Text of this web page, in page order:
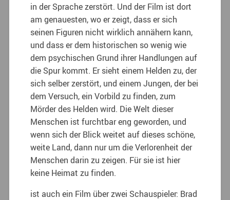
in der Sprache zerstört. Und der Film ist dort
am genauesten, wo er zeigt, dass er sich
seinen Figuren nicht wirklich annähern kann,
und dass er dem historischen so wenig wie
dem psychischen Grund ihrer Handlungen auf
die Spur kommt. Er sieht einem Helden zu, der
sich selber zerstört, und einem Jungen, der bei
dem Versuch, ein Vorbild zu finden, zum
Mörder des Helden wird. Die Welt dieser
Menschen ist furchtbar eng geworden, und
wenn sich der Blick weitet auf dieses schöne,
weite Land, dann nur um die Verlorenheit der
Menschen darin zu zeigen. Für sie ist hier
keine Heimat zu finden.
ist auch ein Film über zwei Schauspieler: Brad